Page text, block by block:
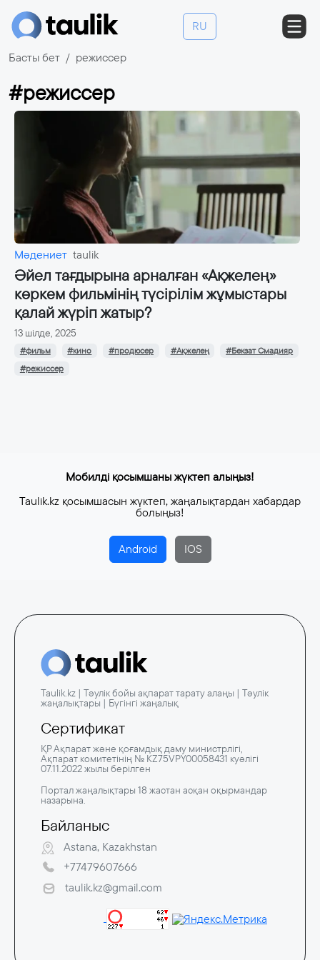
RU
Басты бет режиссер
#режиссер
Мәдениет taulik
Әйел тағдырына арналған «Ақжелең»
көркем фильмінің түсірілім жұмыстары
қалай жүріп жатыр?
13 шілде, 2025
#фильм #кино #продюсер #Ақжелең
#Бекзат Смадияр
#режиссер
Мобилді қосымшаны жүктеп алыңыз!
Taulik.kz қосымшасын жүктеп, жаңалықтардан хабардар
болыңыз!
Android IOS
Taulik.kz | Тәулік бойы ақпарат тарату алаңы | Тәулік
жаңалықтары | Бүгінгі жаңалық
Сертификат
ҚР Ақпарат және қоғамдық даму министрлігі,
Ақпарат комитетінің № KZ75VPY00058431 куәлігі
07.11.2022 жылы берілген
Портал жаңалықтары 18 жастан асқан оқырмандар
назарына.
Байланыс
Astana, Kazakhstan
+77479607666
taulik.kz@gmail.com